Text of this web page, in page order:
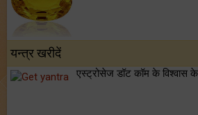
यन्त्र खरीदें
एस्ट्रोसेज डॉट कॉम के विश्वास